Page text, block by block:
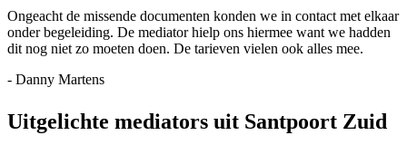
Ongeacht de missende documenten konden we in contact met elkaar
onder begeleiding. De mediator hielp ons hiermee want we hadden
dit nog niet zo moeten doen. De tarieven vielen ook alles mee.
- Danny Martens
Uitgelichte mediators uit Santpoort Zuid